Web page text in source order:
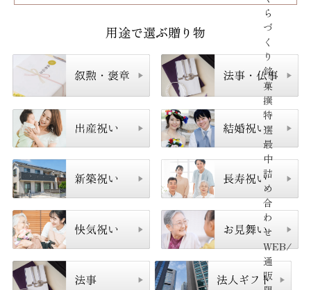
ら
づ
く
り
銘
菓
撰
特
選
最
中
詰
め
合
わ
せ
WEB/
通
販
用途で選ぶ贈り物